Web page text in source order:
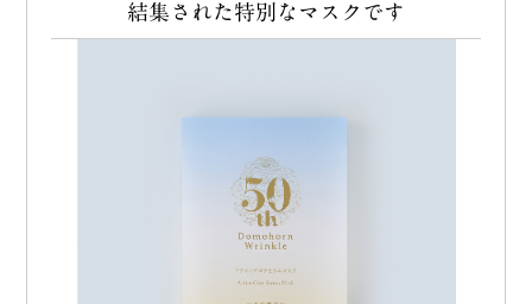
結集された特別なマスクです